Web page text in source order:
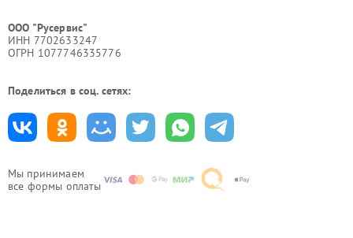
Мы принимаем
все формы оплаты
ООО "Русервис"
ИНН 7702633247
ОГРН 1077746335776
Поделиться в соц. сетях: